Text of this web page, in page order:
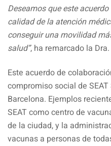
Deseamos que este
calidad de la atención
conseguir una movilidad
salud”, ha remarcado la
Este acuerdo de
compromiso social de
Barcelona. Ejemplos
SEAT como centro de
de la ciudad, y la
vacunas a personas de